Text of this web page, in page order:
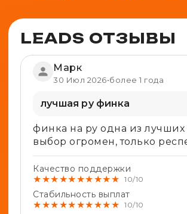
LEADS ОТЗЫВЫ
Марк
30 Июл 2026•более 1 года
лучшая ру финка
финка на ру одна из
выбор огромен, только
Качество поддержки
★★★★★★★★★★ 10/10
Стабильность выплат
★★★★★★★★★★ 10/10